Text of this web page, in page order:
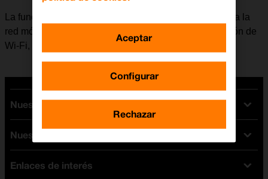
La función de Wi-Fi se puede utilizar como alternativa a la
red móvil para conectarse a internet. Al activar la función de
Wi-Fi, la tablet no utiliza datos móviles.
Nuestras tarifas
Tarifas Orange
Tarifas fibra y móvil
Tarifas móviles
Nuestros dispositivos
Ofertas en móviles
Enlaces de interés
Configurar
Rechazar
Aceptar